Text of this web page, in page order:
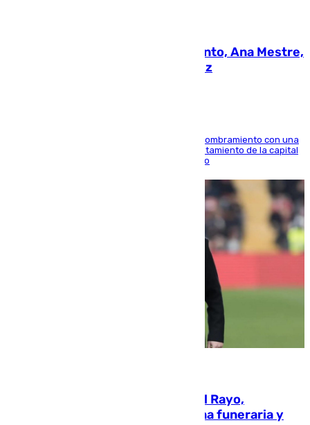
La nueva presidenta del Parlamento, Ana Mestre,
hace parada institucional en Cádiz
Ana Mestre estrena su agenda oficial tras su nombramiento con una
doble visita a la Diputación Provincial y al Ayuntamiento de la capital
para sellar una etapa de colaboración y diálogo
Raúl Martín Presa, Presidente del Rayo,
amenazado de muerte: una corona funeraria y